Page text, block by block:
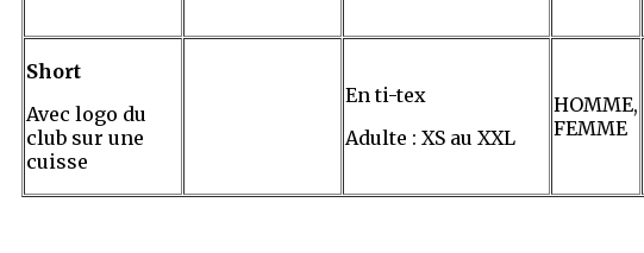
Short
Avec logo du
club sur une
cuisse
En ti-tex
Adulte : XS au XXL
HOMME,
FEMME